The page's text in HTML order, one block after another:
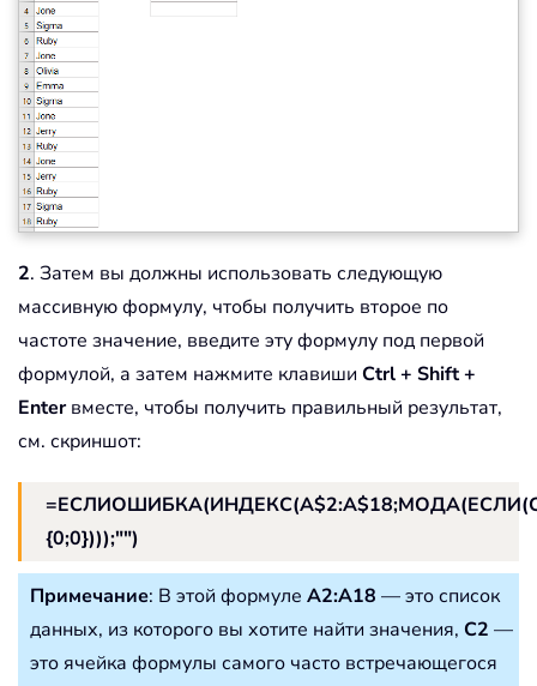
2. Затем вы должны использовать следующую
массивную формулу, чтобы получить второе по
частоте значение, введите эту формулу под первой
формулой, а затем нажмите клавиши Ctrl + Shift +
Enterвместе, чтобы получить правильный результат,
см. скриншот:
{0;0})));"")
Примечание: В этой формуле A2:A18 — это список
данных, из которого вы хотите найти значения, C2 —
это ячейка формулы самого часто встречающегося